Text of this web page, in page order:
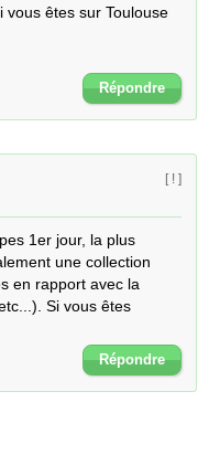
vous êtes sur Toulouse
Répondre
[ ! ]
1er jour, la plus
une collection
en rapport avec la
Si vous êtes
Répondre